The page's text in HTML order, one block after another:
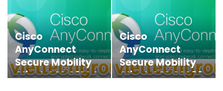
Secure Client
5.x…
Download
Cisco
AnyConnect
Secure Mobility
Client 4.10.03104
Cisco
AnyConnect
Secure Mobility
Client 4.10.02086